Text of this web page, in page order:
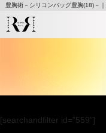
豊胸術－シリコンバッグ豊胸(18)－
[searchandfilter id="559"]